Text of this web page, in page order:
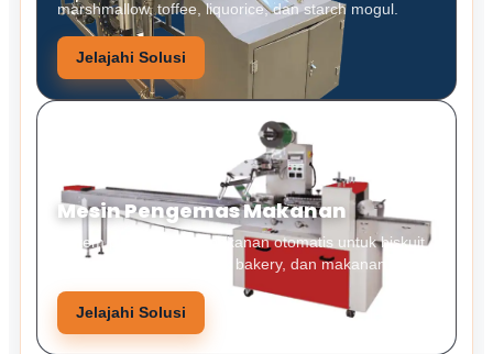
marshmallow, toffee, liquorice, dan starch mogul.
Jelajahi Solusi
Mesin Pengemas Makanan
Sistem pengemasan makanan otomatis untuk biskuit,
permen, camilan, produk bakery, dan makanan padat.
Jelajahi Solusi